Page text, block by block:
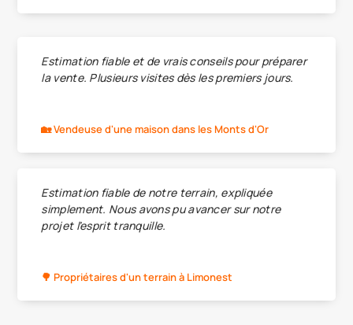
Estimation fiable et de vrais conseils pour préparer
la vente. Plusieurs visites dès les premiers jours.
🏡 Vendeuse d'une maison dans les Monts d'Or
Estimation fiable de notre terrain, expliquée
simplement. Nous avons pu avancer sur notre
projet l’esprit tranquille.
🌳 Propriétaires d'un terrain à Limonest